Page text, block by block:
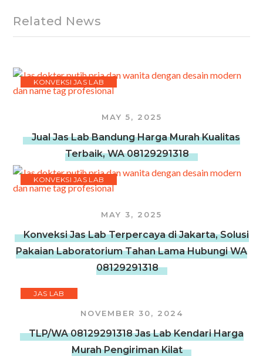
Related News
KONVEKSI JAS LAB
MAY 5, 2025
Jual Jas Lab Bandung Harga Murah Kualitas
Terbaik, WA 08129291318
KONVEKSI JAS LAB
MAY 3, 2025
Konveksi Jas Lab Terpercaya di Jakarta, Solusi
Pakaian Laboratorium Tahan Lama Hubungi WA
08129291318
JAS LAB
NOVEMBER 30, 2024
TLP/WA 08129291318 Jas Lab Kendari Harga
Murah Pengiriman Kilat